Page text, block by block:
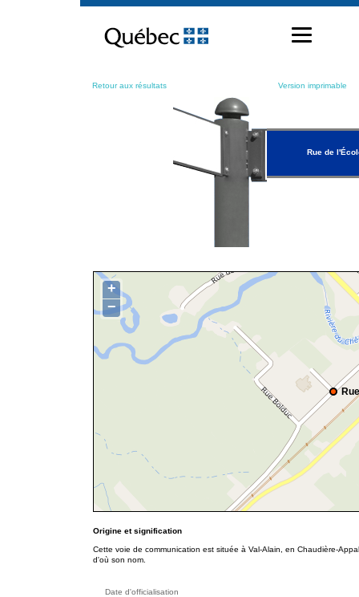
contenu
Retour aux résultats Version imprimable
Rue de
+
−
Origine et signification
Cette voie de communication est située à Val-Alain, en Chaudière-
d'où son nom.
Date d'officialisation